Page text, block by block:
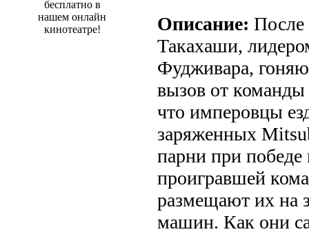
бесплатно в
нашем онлайн
кинотеатре!
Описание: После
Такахаши,
Фудживара,
вызов от команды
что имперовцы
заряженных
парни при
проигравшей
размещают их на
машин. Как они